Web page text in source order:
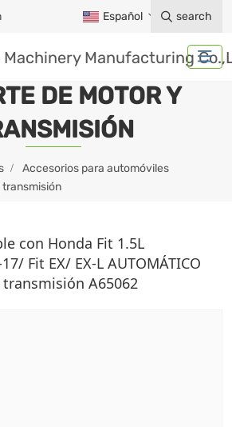
Español search
DE MOTOR Y
Accesorios para automóviles
con Honda Fit 1.5L
Fit EX/ EX-L AUTOMÁTICO
A65062